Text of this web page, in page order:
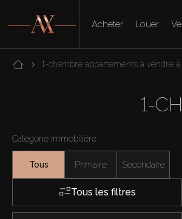
Acheter Louer
1-chambre appartements à vendre
1-
Catégorie Immobilière
Tous Primaire Secondaire
Tous les filtres